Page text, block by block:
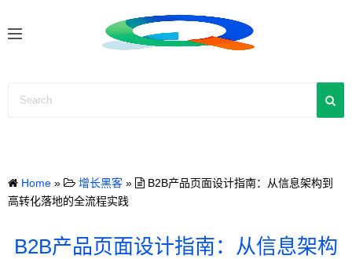
Home » 增长黑客 »
B2B产品页面设计指南：从信息架构到
高转化落地的全流程实践
B2B产品页面设计指南：从信息架构